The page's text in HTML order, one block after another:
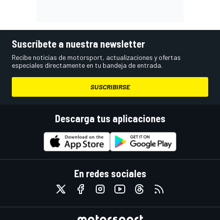
Suscríbete a nuestra newsletter
Recibe noticias de motorsport, actualizaciones y ofertas
especiales directamente en tu bandeja de entrada.
SUSCRIBIRSE
Descarga tus aplicaciones
En redes sociales